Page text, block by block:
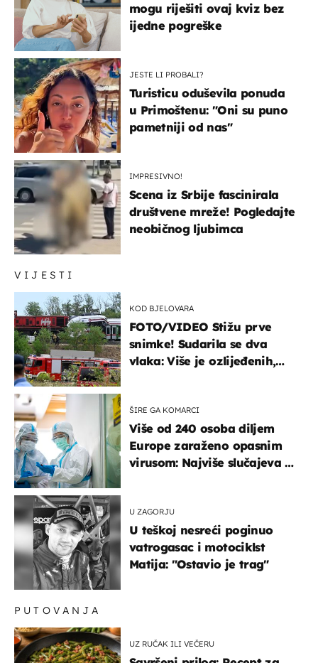
VIJESTI
KOD BJELOVARA
FOTO/VIDEO Stižu prve
snimke! Sudarila se dva
vlaka: Više je ozlijeđenih,
ŠIRE GA KOMARCI
Više od 240 osoba diljem
Europe zaraženo opasnim
virusom: Najviše slučajeva u
U ZAGORJU
U teškoj nesreći poginuo
vatrogasac i motociklst
Matija: "Ostavio je trag"
mogu riješiti ovaj kviz bez
ijedne pogreške
JESTE LI PROBALI?
Turisticu oduševila ponuda
u Primoštenu: "Oni su puno
pametniji od nas"
IMPRESIVNO!
Scena iz Srbije fascinirala
društvene mreže! Pogledajte
neobičnog ljubimca
PUTOVANJA
UZ RUČAK ILI VEČERU